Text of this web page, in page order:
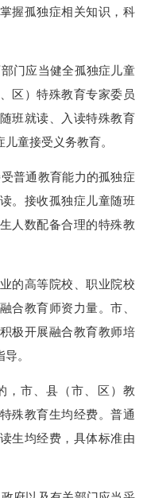
握孤独症相关知识，科
门应当健全孤独症儿童
区）特殊教育专家委员
班就读、入读特殊教育
童接受义务教育。
普通教育能力的孤独症
。接收孤独症儿童随班
人数配备合理的特殊教
高等院校、职业院校
合教育师资力量。市、
极开展融合教育教师培
。
市、县（市、区）教
殊教育生均经费。普通
生均经费，具体标准由